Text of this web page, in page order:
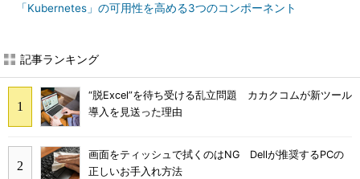
「Kubernetes」の可用性を高める3つのコンポーネント
記事ランキング
“脱Excel”を待ち受ける乱立問題 カカクコムが新ツール
導入を見送った理由
画面をティッシュで拭くのはNG Dellが推奨するPCの
正しいお手入れ方法